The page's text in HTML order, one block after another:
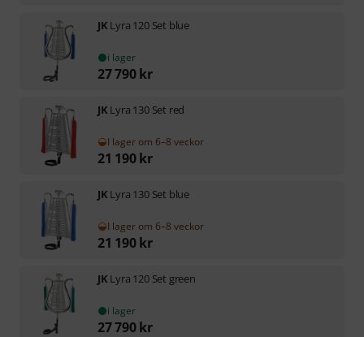
JK Lyra 120 Set blue
i lager
27 790 kr
JK Lyra 130 Set red
I lager om 6–8 veckor
21 190 kr
JK Lyra 130 Set blue
I lager om 6–8 veckor
21 190 kr
JK Lyra 120 Set green
i lager
27 790 kr